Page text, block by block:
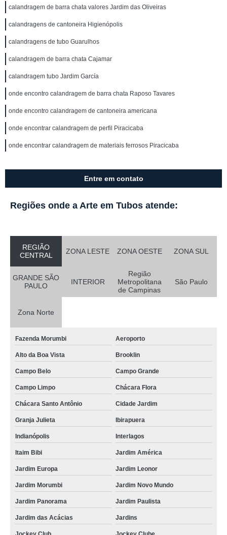
calandragem de barra chata valores Jardim das Oliveiras
calandragens de cantoneira Higienópolis
calandragens de tubo Guarulhos
calandragem de barra chata Cajamar
calandragem tubo Jardim García
onde encontro calandragem de barra chata Raposo Tavares
onde encontro calandragem de cantoneira americana
onde encontrar calandragem de perfil Piracicaba
onde encontrar calandragem de materiais ferrosos Piracicaba
Entre em contato
Regiões onde a Arte em Tubos atende:
REGIÃO
CENTRAL
ZONA LESTE ZONA OESTE ZONA SUL
GRANDE SÃO
PAULO
INTERIOR
Região
Metropolitana
de Campinas
São Paulo
Zona Norte
Fazenda Morumbi Aeroporto
Alto da Boa Vista Brooklin
Campo Belo Campo Grande
Campo Limpo Chácara Flora
Chácara Santo Antônio Cidade Jardim
Granja Julieta Ibirapuera
Indianópolis Interlagos
Itaim Bibi Jardim América
Jardim Europa Jardim Leonor
Jardim Morumbi Jardim Novo Mundo
Jardim Panorama Jardim Paulista
Jardim das Acácias Jardins